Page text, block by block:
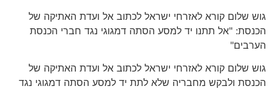
גוש שלום קורא לאזרחי ישראל לכתוב אל ועדת האתיקה של
הכנסת: "אל תתנו יד למסע הסתה דמגוגי נגד חברי הכנסת
הערבים"
גוש שלום קורא לאזרחי ישראל לכתוב אל ועדת האתיקה של
הכנסת ולבקש מחבריה שלא לתת יד למסע הסתה דמגוגי נגד